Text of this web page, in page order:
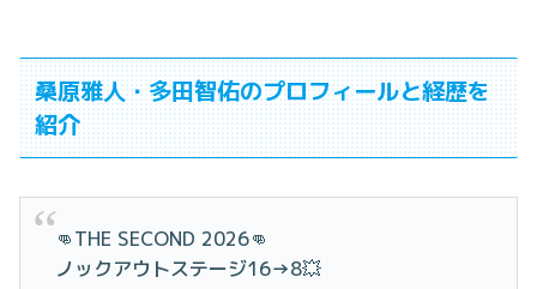
桑原雅人・多田智佑のプロフィールと経歴を
紹介
👊THE SECOND 2026👊
ノックアウトステージ16→8💥